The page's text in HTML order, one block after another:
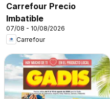
Carrefour Precio
Imbatible
07/08 - 10/08/2026
Carrefour